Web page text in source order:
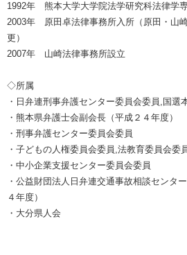
1992年 熊本大学大学院法学研究科法律学
2003年 原田卓法律事務所入所（原田・山
更）
2007年 山崎法律事務所設立
◇所属
・日弁連刑事弁護センター委員会委員,国選
・熊本県弁護士会副会長（平成２４年度）
・刑事弁護センター委員会委員
・子どもの人権委員会委員,法教育委員会委
・中小企業支援センター委員会委員
・公益財団法人日弁連交通事故相談センタ
４年度）
・大分県人会